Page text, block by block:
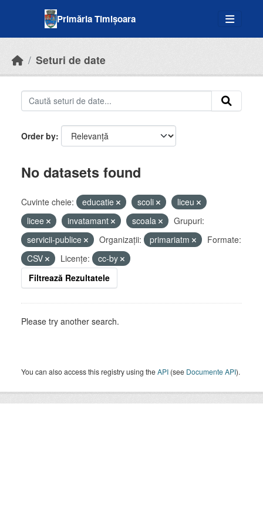
Primăria Timișoara
Seturi de date
Order by
No datasets found
Cuvinte cheie: educatie scoli
liceu
licee
invatamant scoala
Grupuri:
servicii-publice
Organizații: primariatm
Formate:
CSV
Licenţe:
cc-by
Filtrează Rezultatele
Please try another search.
You can also access this registry using theAPI (see Documente API).